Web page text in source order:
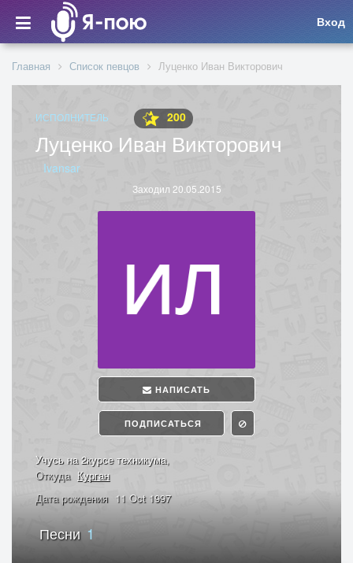
Вход
Главная Список певцов Луценко Иван Викторович
ИСПОЛНИТЕЛЬ 200
Луценко Иван Викторович
Ivansar
Заходил 20.05.2015
НАПИСАТЬ
ПОДПИСАТЬСЯ
Учусь на 2курсе техникума,
Откуда Курган
Дата рождения 11 Oct 1997
Песни 1